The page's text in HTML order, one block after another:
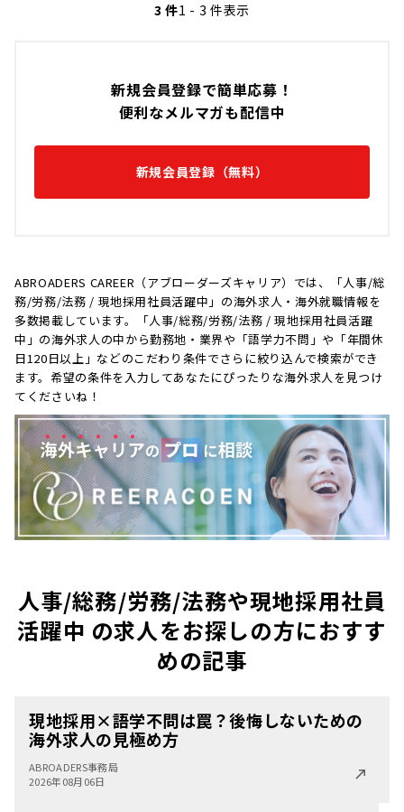
新規会員登録で簡単応募！
便利なメルマガも配信中
新規会員登録（無料）
ABROADERS CAREER（アブローダーズキャリア）では、「人事/総
務/労務/法務 / 現地採用社員活躍中」の海外求人・海外就職情報を
多数掲載しています。「人事/総務/労務/法務 / 現地採用社員活躍
中」の海外求人の中から勤務地・業界や「語学力不問」や「年間休
日120日以上」などのこだわり条件でさらに絞り込んで検索ができ
ます。希望の条件を入力してあなたにぴったりな海外求人を見つけ
てくださいね！
3 件1 - 3 件表示
人事/総務/労務/法務や現地採用社員
活躍中 の求人をお探しの方におすす
めの記事
現地採用×語学不問は罠？後悔しないための
海外求人の見極め方
ABROADERS事務局
2026年08月06日